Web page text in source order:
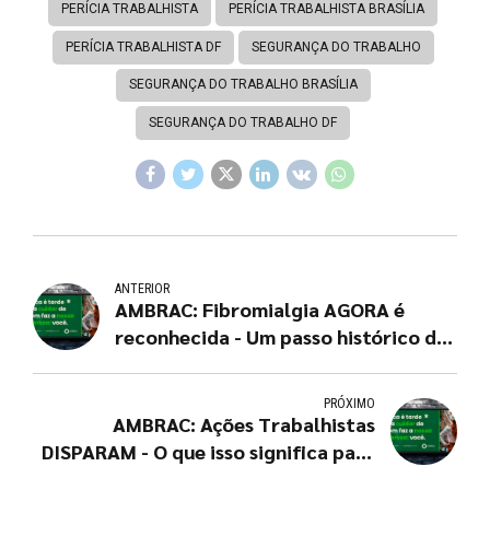
PERÍCIA TRABALHISTA PERÍCIA TRABALHISTA BRASÍLIA
PERÍCIA TRABALHISTA DF SEGURANÇA DO TRABALHO
SEGURANÇA DO TRABALHO BRASÍLIA
SEGURANÇA DO TRABALHO DF
ANTERIOR
AMBRAC: Fibromialgia AGORA é
reconhecida - Um passo histórico da
PRÓXIMO
AMBRAC: Ações Trabalhistas
DISPARAM - O que isso significa para